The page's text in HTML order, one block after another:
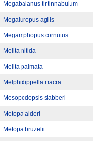
Megabalanus tintinnabulum
Megaluropus agilis
Megamphopus cornutus
Melita nitida
Melita palmata
Melphidippella macra
Mesopodopsis slabberi
Metopa alderi
Metopa bruzelii